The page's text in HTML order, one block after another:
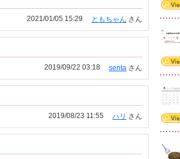
ともちゃん さん
2021/01/05 15:29
senta さん
2019/09/22 03:18
ハリ さん
2019/08/23 11:55